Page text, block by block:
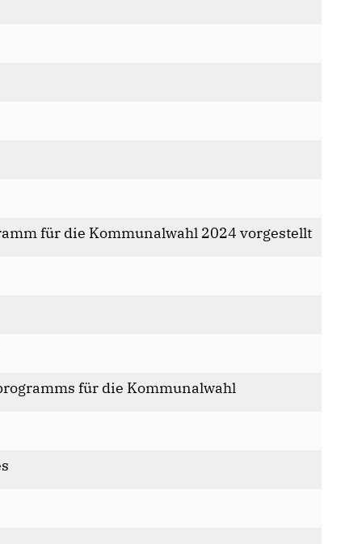
für die Kommunalwahl 2024 vorgestellt
für die Kommunalwahl